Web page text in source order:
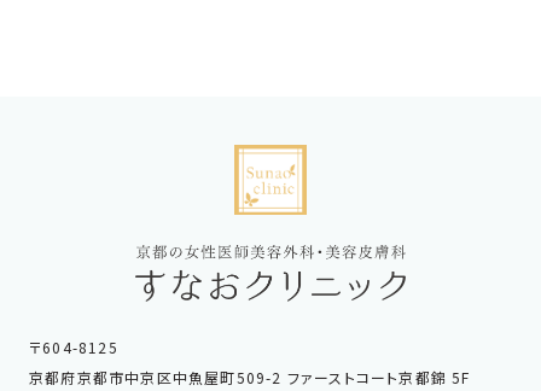
〒604-8125
京都府京都市中京区中魚屋町509-2 ファーストコート京都錦 5F